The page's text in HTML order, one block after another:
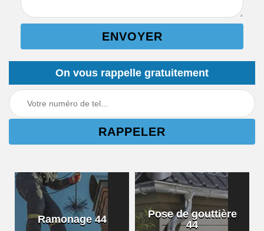
On vous rappelle gratuitement
Ramonage 44
Pose de gouttière
44